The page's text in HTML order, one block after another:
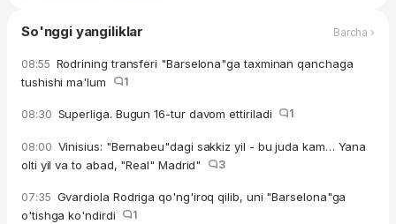
So'nggi yangiliklar Barcha ›
08:55 Rodrining transferi "Barselona"ga taxminan qanchaga
tushishi ma'lum
1
08:30 Superliga. Bugun 16-tur davom ettiriladi 1
08:00 Vinisius: "Bernabeu"dagi sakkiz yil - bu juda kam… Yana
olti yil va to abad, "Real" Madrid"
3
07:35 Gvardiola Rodriga qo'ng'iroq qilib, uni "Barselona"ga
o'tishga ko'ndirdi
1